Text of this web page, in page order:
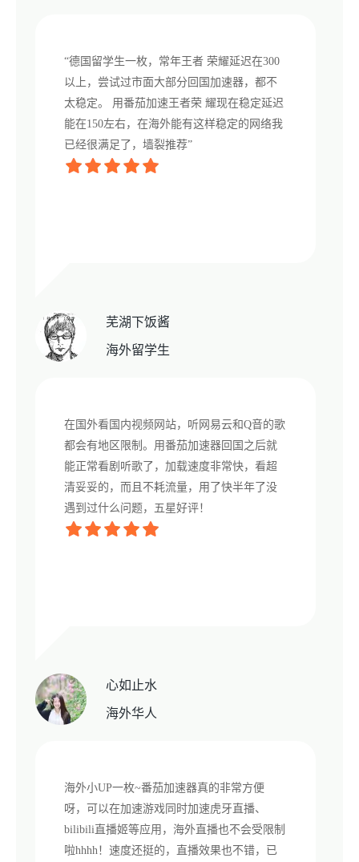
“德国留学生一枚，常年王者 荣耀延迟在300
以上，尝试过市面大部分回国加速器，都不
太稳定。 用番茄加速王者荣 耀现在稳定延迟
能在150左右，在海外能有这样稳定的网络我
已经很满足了，墙裂推荐”
芜湖下饭酱
海外留学生
在国外看国内视频网站，听网易云和Q音的歌
都会有地区限制。用番茄加速器回国之后就
能正常看剧听歌了，加载速度非常快，看超
清妥妥的，而且不耗流量，用了快半年了没
遇到过什么问题，五星好评！
心如止水
海外华人
海外小UP一枚~番茄加速器真的非常方便
呀，可以在加速游戏同时加速虎牙直播、
bilibili直播姬等应用，海外直播也不会受限制
啦hhhh！速度还挺的，直播效果也不错，已